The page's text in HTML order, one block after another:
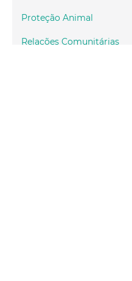
Proteção Animal
Relações Comunitárias